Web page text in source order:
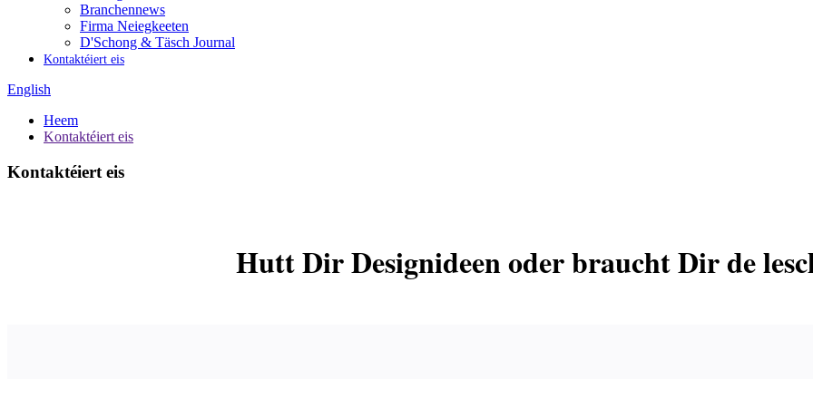
Branchennews
Firma Neiegkeeten
D'Schong & Täsch Journal
Kontaktéiert eis
English
Heem
Kontaktéiert eis
Kontaktéiert eis
Hutt Dir Designideen oder braucht Dir de